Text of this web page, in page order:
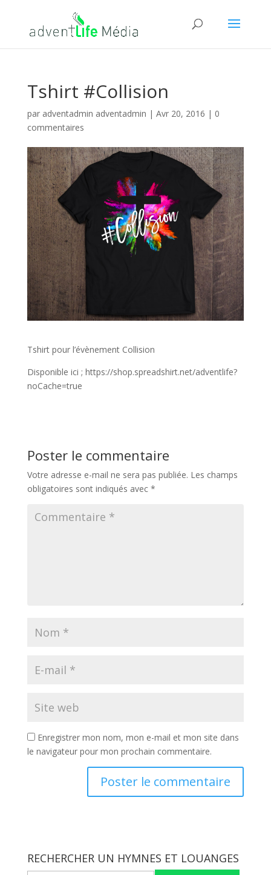
Tshirt #Collision
par adventadmin adventadmin | Avr 20, 2016 | 0
commentaires
Tshirt pour l’évènement Collision
Disponible ici ; https://shop.spreadshirt.net/adventlife?
noCache=true
Poster le commentaire
Votre adresse e-mail ne sera pas publiée. Les champs
obligatoires sont indiqués avec *
Enregistrer mon nom, mon e-mail et mon site dans
le navigateur pour mon prochain commentaire.
RECHERCHER UN HYMNES ET LOUANGES